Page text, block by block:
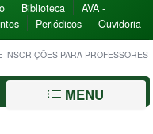
Biblioteca
AVA -
Periódicos Ouvidoria
INSCRIÇÕES PARA PROFESSORES
MENU